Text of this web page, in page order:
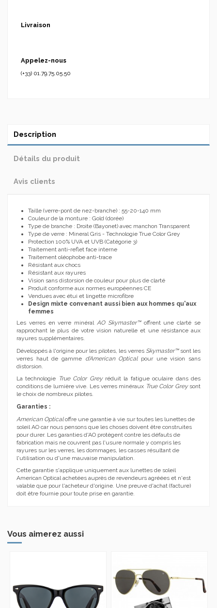
Livraison
Appelez-nous
(+33) 01.79.75.05.50
Description
Détails du produit
Avis clients
Taille (verre-pont de nez-branche) : 55-20-140 mm
Couleur de la monture : Gold (dorée)
Type de branche : Droite (Bayonet) avec manchon Transparent
Type de verre : Mineral Gris - Technologie True Color Grey
Protection 100% UVA et UVB (Catégorie 3)
Traitement anti-reflet face interne
Traitement oléophobe anti-trace
Résistant aux chocs
Résistant aux rayures
Vision sans distorsion de couleur pour plus de clarté
Produit conforme aux normes européennes CE
Vendues avec étui et lingette microfibre
Design mixte convenant aussi bien aux hommes qu'aux
femmes
Les verres en verre minéral AO Skymaster™offrent une clarté se
rapprochant le plus de votre vision naturelle et une résistance aux
rayures supplémentaires.
Développés à l'origine pour les pilotes, les verres Skymaster™sont les
verres haut de gamme d'American Opticalpour une vision sans
distorsion.
La technologie True Color Greyréduit la fatigue oculaire dans des
conditions de lumière vive. Les verres minéraux True Color Greysont
le choix de nombreux pilotes.
Garanties :
American Opticaloffre une garantie à vie sur toutes les lunettes de
soleil AO car nous pensons que les choses doivent être construites
pour durer. Les garanties d'AO protègent contre les défauts de
fabrication mais ne couvrent pas l'usure normale y compris les
rayures sur les verres, les dommages, les casses résultant de
l'utilisation ou d'une mauvaise manipulation.
Cette garantie s'applique uniquement aux lunettes de soleil
American Optical achetées auprès de revendeurs agréées et n'est
valable que pour l'acheteur d'origine. Une preuve d'achat (facture)
doit être fournie pour toute prise en garantie.
Vous aimerez aussi